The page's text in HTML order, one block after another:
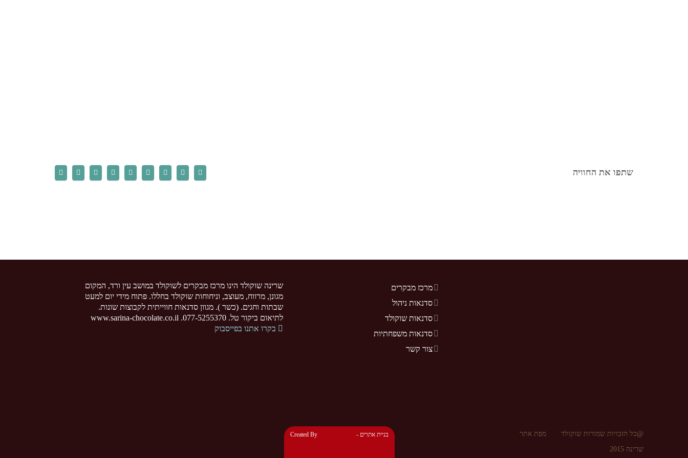
מרכז מבקרים
סדנאות ניהול
סדנאות שוקולד
סדנאות משפחתיות
צור קשר
שרינה שוקולד הינו מרכז מבקרים לשוקולד במושב עין ורד, המקום
מגונן, מרווח, מעוצב, וניחוחות שוקולד בחללו. פתוח מידי יום למעט
שבתות וחגים. (כשר ). מגוון סדנאות חווייתית לקבוצות שונות.
לתיאום ביקור טל. 077-5255370. www.sarina-chocolate.co.il
בקרו אתנו בפייסבוק
@כל הזכויות שמורות שוקולד
שרינה 2015
מפת אתר Created By - בניית אתרים